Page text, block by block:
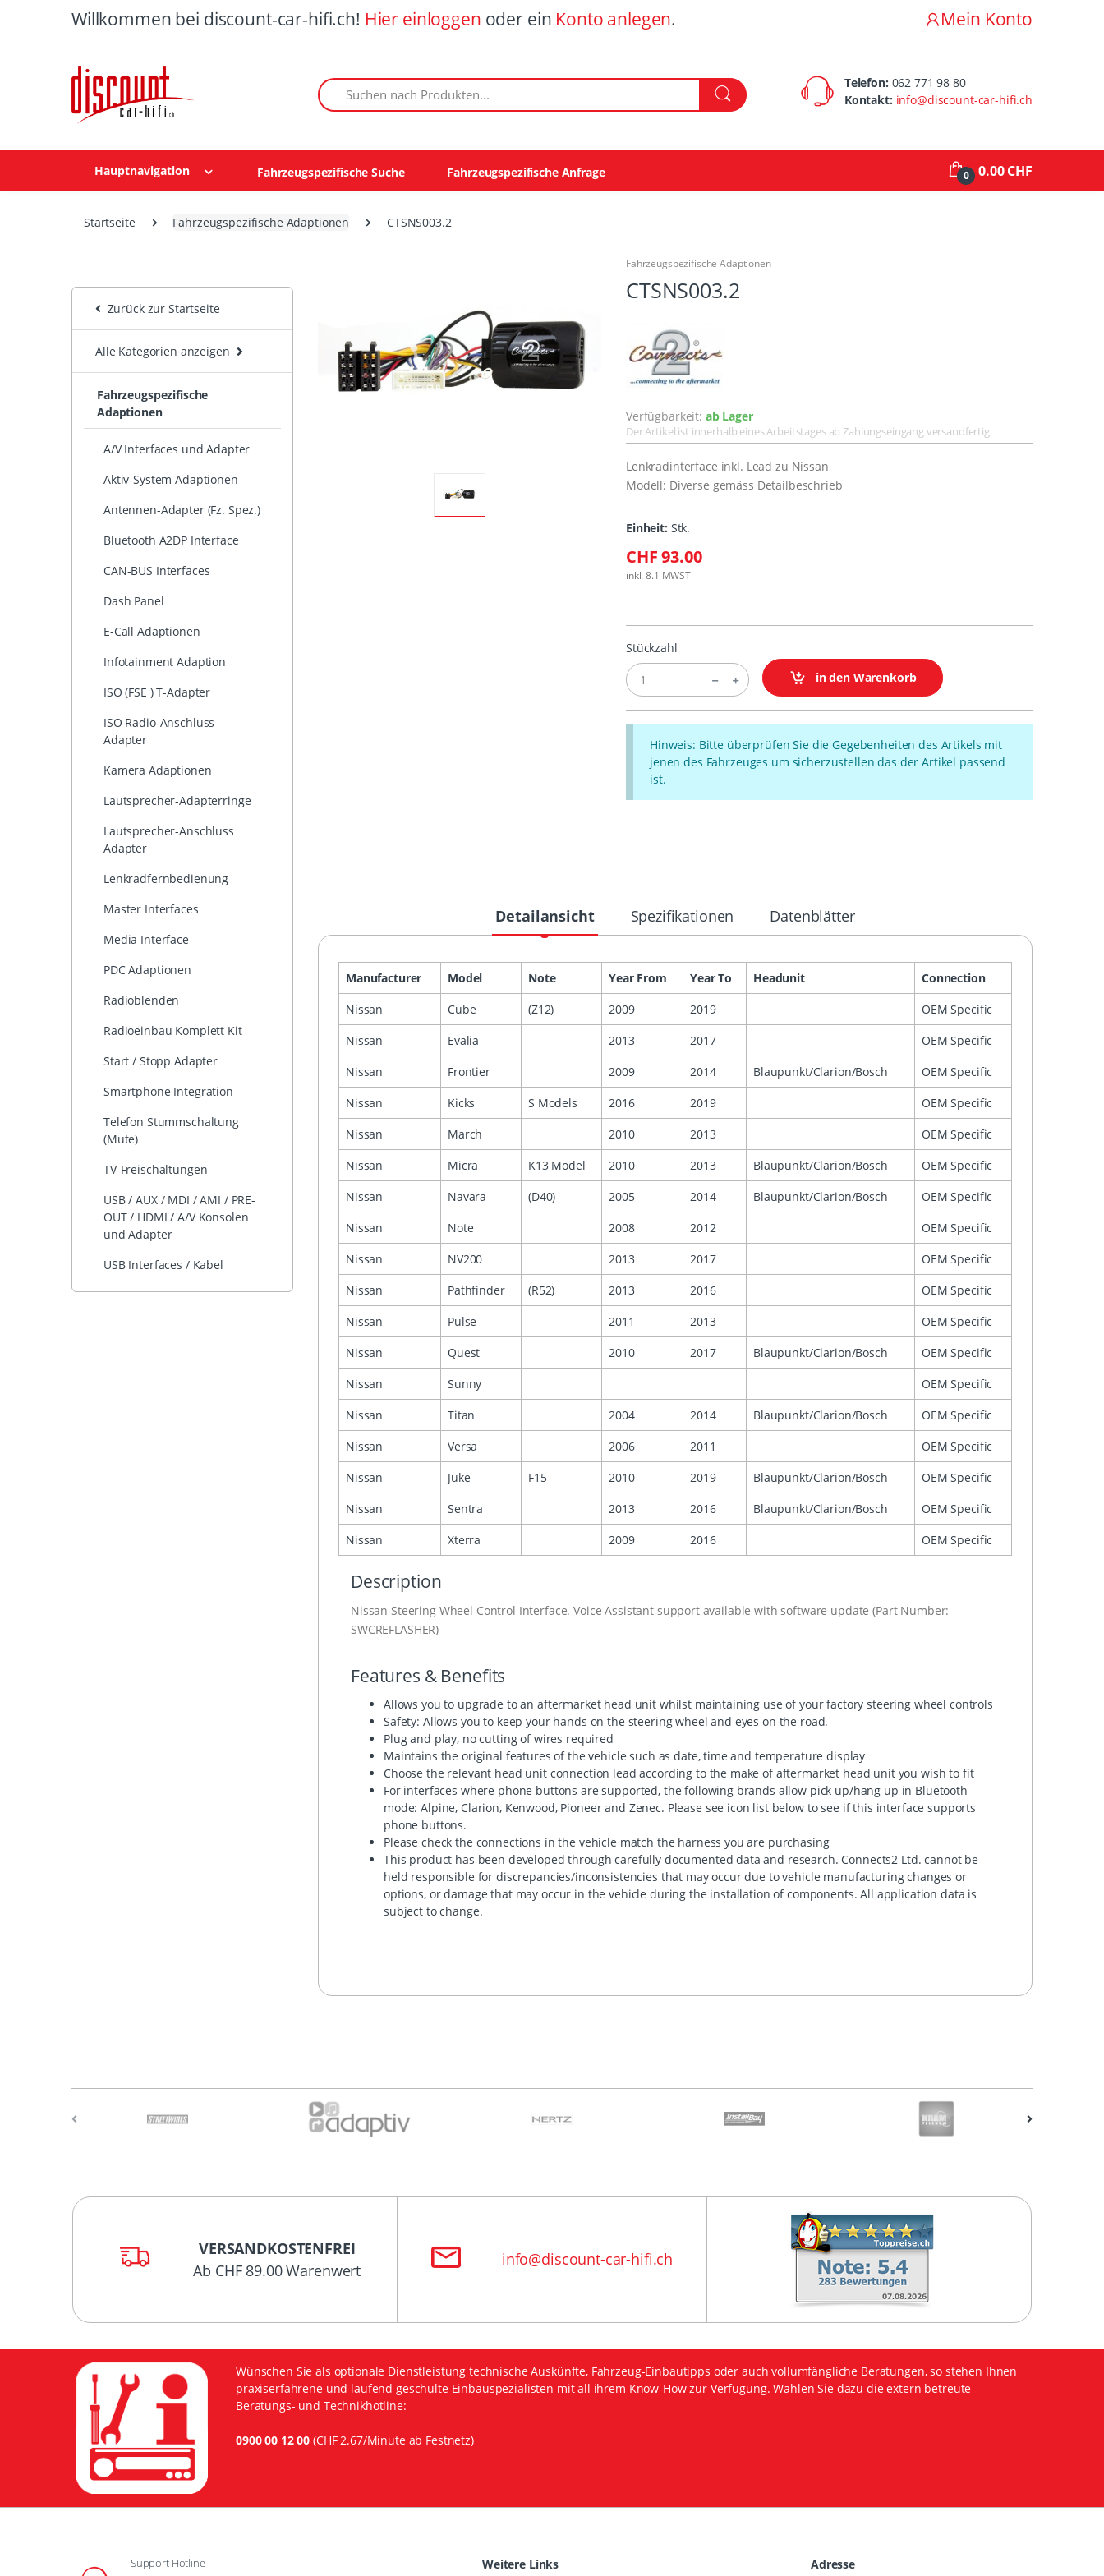
Willkommen bei discount-car-hifi.ch! Hier einloggen oder ein Konto anlegen. Mein Konto
Suchen nach Produkten: Telefon: 062 771 98 80
Kontakt: info@discount-car-hifi.ch
Hauptnavigation Fahrzeugspezifische Suche Fahrzeugspezifische Anfrage 0 0.00 CHF
Startseite Fahrzeugspezifische Adaptionen CTSNS003.2
Zurück zur Startseite
Alle Kategorien anzeigen
Fahrzeugspezifische
Adaptionen
A/V Interfaces und Adapter
Aktiv-System Adaptionen
Antennen-Adapter (Fz. Spez.)
Bluetooth A2DP Interface
CAN-BUS Interfaces
Dash Panel
E-Call Adaptionen
Infotainment Adaption
ISO (FSE ) T-Adapter
ISO Radio-Anschluss
Adapter
Kamera Adaptionen
Lautsprecher-Adapterringe
Lautsprecher-Anschluss
Adapter
Lenkradfernbedienung
Master Interfaces
Media Interface
PDC Adaptionen
Radioblenden
Radioeinbau Komplett Kit
Start / Stopp Adapter
Smartphone Integration
Telefon Stummschaltung
(Mute)
TV-Freischaltungen
USB / AUX / MDI / AMI / PRE-
OUT / HDMI / A/V Konsolen
und Adapter
USB Interfaces / Kabel
Fahrzeugspezifische Adaptionen
CTSNS003.2
Verfügbarkeit: ab Lager
Der Artikel ist innerhalb eines Arbeitstages ab Zahlungseingang versandfertig.
Lenkradinterface inkl. Lead zu Nissan
Modell: Diverse gemäss Detailbeschrieb
Einheit: Stk.
CHF 93.00
inkl. 8.1 MWST
Stückzahl
in den Warenkorb
Hinweis: Bitte überprüfen Sie die Gegebenheiten des Artikels mit
jenen des Fahrzeuges um sicherzustellen das der Artikel passend
ist.
Detailansicht Spezifikationen Datenblätter
Manufacturer Model Note Year From Year To Headunit
Connection
Nissan
Cube (Z12) 2009 2019
OEM Specific
Nissan
Evalia 2013 2017
OEM Specific
Nissan
Frontier 2009 2014 Blaupunkt/Clarion/Bosch
OEM Specific
Nissan
Kicks S Models 2016 2019
OEM Specific
Nissan
March 2010 2013
OEM Specific
Nissan
Micra K13 Model 2010 2013 Blaupunkt/Clarion/Bosch
OEM Specific
Nissan
Navara (D40) 2005 2014 Blaupunkt/Clarion/Bosch
OEM Specific
Nissan
Note 2008 2012
OEM Specific
Nissan
NV200 2013 2017
OEM Specific
Nissan
Pathfinder (R52) 2013 2016
OEM Specific
Nissan
Pulse 2011 2013
OEM Specific
Nissan
Quest 2010 2017 Blaupunkt/Clarion/Bosch
OEM Specific
Nissan
Sunny
OEM Specific
Nissan
Titan 2004 2014 Blaupunkt/Clarion/Bosch
OEM Specific
Nissan
Versa 2006 2011
OEM Specific
Nissan
Juke F15 2010 2019 Blaupunkt/Clarion/Bosch
OEM Specific
Nissan
Sentra 2013 2016 Blaupunkt/Clarion/Bosch
OEM Specific
Nissan
Xterra 2009 2016 OEM Specific
Description
Nissan Steering Wheel Control Interface. Voice Assistant support available with software update (Part Number:
SWCREFLASHER)
Features & Benefits
Allows you to upgrade to an aftermarket head unit whilst maintaining use of your factory steering wheel controls
Safety: Allows you to keep your hands on the steering wheel and eyes on the road.
Plug and play, no cutting of wires required
Maintains the original features of the vehicle such as date, time and temperature display
Choose the relevant head unit connection lead according to the make of aftermarket head unit you wish to fit
For interfaces where phone buttons are supported, the following brands allow pick up/hang up in Bluetooth
mode: Alpine, Clarion, Kenwood, Pioneer and Zenec. Please see icon list below to see if this interface supports
phone buttons.
Please check the connections in the vehicle match the harness you are purchasing
This product has been developed through carefully documented data and research. Connects2 Ltd. cannot be
held responsible for discrepancies/inconsistencies that may occur due to vehicle manufacturing changes or
options, or damage that may occur in the vehicle during the installation of components. All application data is
subject to change.
VERSANDKOSTENFREI
Ab CHF 89.00 Warenwert
info@discount-car-hifi.ch
Wünschen Sie als optionale Dienstleistung technische Auskünfte, Fahrzeug-Einbautipps oder auch vollumfängliche Beratungen, so stehen Ihnen
praxiserfahrene und laufend geschulte Einbauspezialisten mit all ihrem Know-How zur Verfügung. Wählen Sie dazu die extern betreute
Beratungs- und Technikhotline:
0900 00 12 00 (CHF 2.67/Minute ab Festnetz)
Support Hotline Weitere Links Adresse